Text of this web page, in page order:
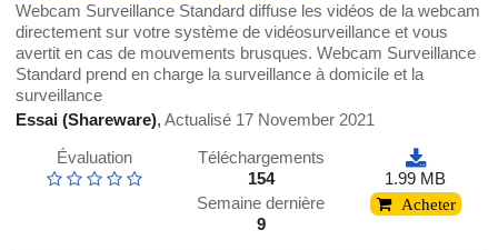
Webcam Surveillance Standard diffuse les vidéos de la webcam
directement sur votre système de vidéosurveillance et vous
avertit en cas de mouvements brusques. Webcam Surveillance
Standard prend en charge la surveillance à domicile et la
surveillance
Essai (Shareware),Actualisé 17 November 2021
Évaluation
Téléchargements
154
Semaine dernière
9
1.99 MB
Acheter